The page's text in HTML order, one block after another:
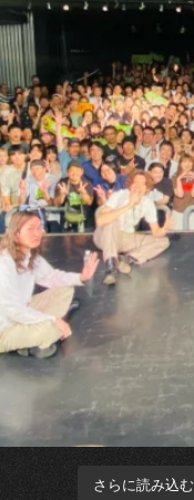
さらに読み込む